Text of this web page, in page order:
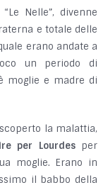
Nelle”, divenne
e totale delle
erano andate a
un periodo di
moglie e madre di
la malattia,
per Lourdesper
moglie. Erano in
il babbo della